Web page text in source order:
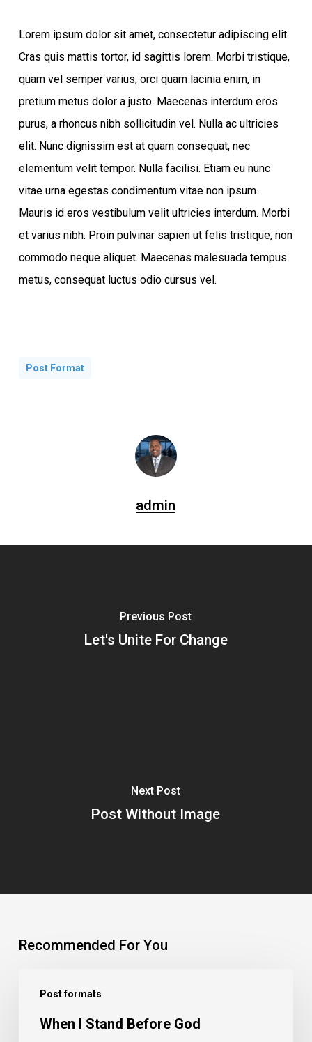
Lorem ipsum dolor sit amet, consectetur adipiscing elit.
Cras quis mattis tortor, id sagittis lorem. Morbi tristique,
quam vel semper varius, orci quam lacinia enim, in
pretium metus dolor a justo. Maecenas interdum eros
purus, a rhoncus nibh sollicitudin vel. Nulla ac ultricies
elit. Nunc dignissim est at quam consequat, nec
elementum velit tempor. Nulla facilisi. Etiam eu nunc
vitae urna egestas condimentum vitae non ipsum.
Mauris id eros vestibulum velit ultricies interdum. Morbi
et varius nibh. Proin pulvinar sapien ut felis tristique, non
commodo neque aliquet. Maecenas malesuada tempus
metus, consequat luctus odio cursus vel.
Post Format
admin
Previous Post
Let's Unite For Change
Next Post
Post Without Image
Recommended For You
Post formats
StandWhen I Stand Before God